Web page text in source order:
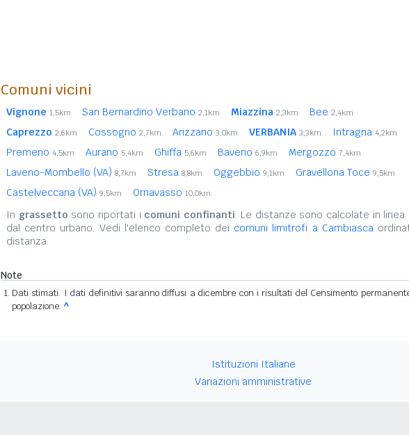
Comuni vicini
Vignone 1,5km San Bernardino Verbano 2,1km Miazzina 2,3km Bee 2,4km
Caprezzo 2,6km Cossogno 2,7km Arizzano 3,0km VERBANIA 3,3km Intragna 4,2km
Premeno 4,5km Aurano 5,4km Ghiffa 5,6km Baveno 6,9km Mergozzo 7,4km
Laveno-Mombello (VA) 8,7km Stresa 8,8km Oggebbio 9,1km Gravellona Toce 9,5km
Castelveccana (VA) 9,5km Ornavasso 10,0km
In grassetto sono riportati i comuni confinanti. Le distanze sono calcolate in linea
dal centro urbano. Vedi l'elenco completo dei comuni limitrofi a Cambiasca
distanza.
Note
Dati stimati. I dati definitivi saranno diffusi a dicembre con i risultati del Censimento
popolazione. ^
Istituzioni Italiane
Variazioni amministrative